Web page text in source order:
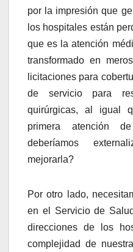
por la impresión que
los hospitales están
que es la atención
transformado en
licitaciones para
de servicio para
quirúrgicas, al igual
primera atención
deberíamos
mejorarla?
Por otro lado,
en el Servicio de
direcciones de los
complejidad de